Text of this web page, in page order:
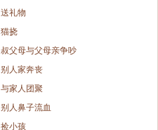
送礼物
猫挠
叔父母与父母亲争吵
别人家奔丧
与家人团聚
别人鼻子流血
捡小孩